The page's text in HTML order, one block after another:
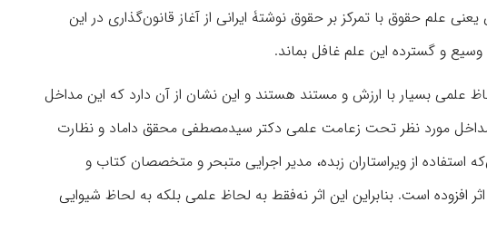
حقوق با تمرکز بر حقوق نوشتۀ ایرانی از آغاز قانون‌گذاری در این
و گسترده این علم غافل بماند.
علمی بسیار با ارزش و مستند هستند و این نشان از آن دارد که این مداخل
مورد نظر تحت زعامت علمی دکتر سیدمصطفی محقق داماد و نظارت
از ویراستاران زبده، مدیر اجرایی متبحر و متخصصان کتاب و
افزوده است. بنابراین این اثر نه‌فقط به لحاظ علمی بلکه به لحاظ شیوایی